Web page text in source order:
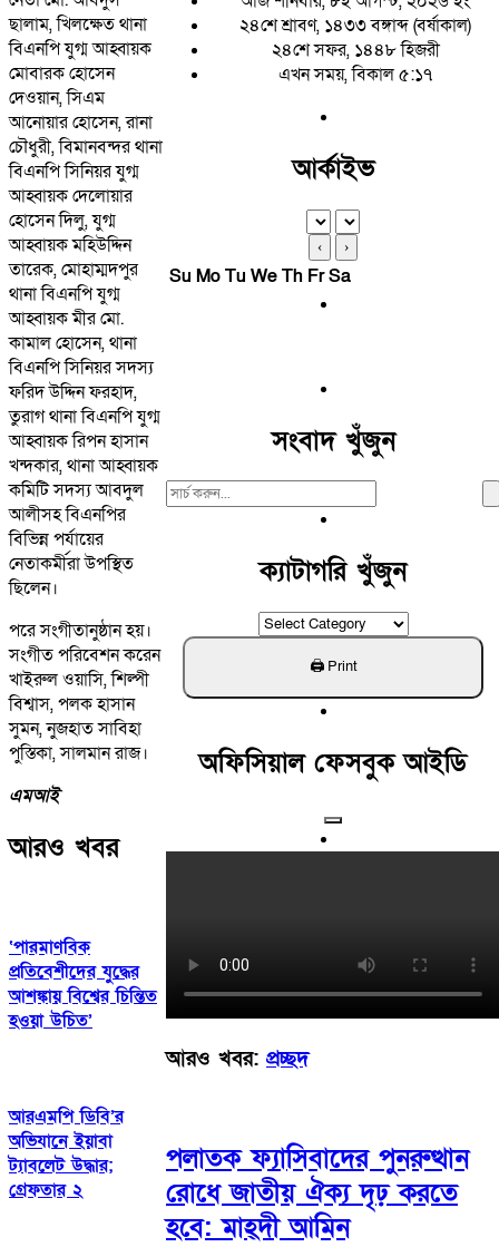
ছালাম, খিলক্ষেত থানা
বিএনপি যুগ্ম আহ্বায়ক
মোবারক হোসেন
দেওয়ান, সিএম
আনোয়ার হোসেন, রানা
চৌধুরী, বিমানবন্দর থানা
বিএনপি সিনিয়র যুগ্ম
আহ্বায়ক দেলোয়ার
হোসেন দিলু, যুগ্ম
আহ্বায়ক মহিউদ্দিন
তারেক, মোহাম্মদপুর
থানা বিএনপি যুগ্ম
আহ্বায়ক মীর মো.
কামাল হোসেন, থানা
বিএনপি সিনিয়র সদস্য
ফরিদ উদ্দিন ফরহাদ,
তুরাগ থানা বিএনপি যুগ্ম
আহ্বায়ক রিপন হাসান
খন্দকার, থানা আহ্বায়ক
কমিটি সদস্য আবদুল
আলীসহ বিএনপির
বিভিন্ন পর্যায়ের
নেতাকর্মীরা উপস্থিত
ছিলেন।
পরে সংগীতানুষ্ঠান হয়।
সংগীত পরিবেশন করেন
খাইরুল ওয়াসি, শিল্পী
বিশ্বাস, পলক হাসান
সুমন, নুজহাত সাবিহা
পুস্তিকা, সালমান রাজ।
এমআই
আরও খবর
‘পারমাণবিক
প্রতিবেশীদের যুদ্ধের
আশঙ্কায় বিশ্বের চিন্তিত
হওয়া উচিত’
আরএমপি ডিবি’র
অভিযানে ইয়াবা
ট্যাবলেট উদ্ধার;
গ্রেফতার ২
২৪শে শ্রাবণ, ১৪৩৩ বঙ্গাব্দ (বর্ষাকাল)
২৪শে সফর, ১৪৪৮ হিজরী
এখন সময়, বিকাল ৫:১৭
আর্কাইভ
‹ ›
Su MoTu WeTh FrSa
সংবাদ খুঁজুন
Search
ক্যাটাগরি খুঁজুন
ক্যাটাগরি
খুঁজুন
অফিসিয়াল ফেসবুক আইডি
আরও খবর: প্রচ্ছদ
পলাতক ফ্যাসিবাদের পুনরুত্থান
রোধে জাতীয় ঐক্য দৃঢ় করতে
হবে: মাহ্দী আমিন